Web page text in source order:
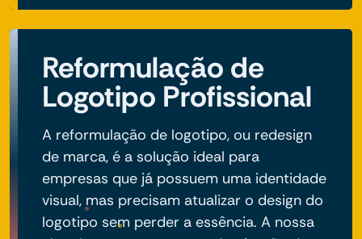
Reformulação de
Logotipo Profissional
A reformulação de logotipo, ou redesign
de marca, é a solução ideal para
empresas que já possuem uma identidade
visual, mas precisam atualizar o design do
logotipo sem perder a essência. A nossa